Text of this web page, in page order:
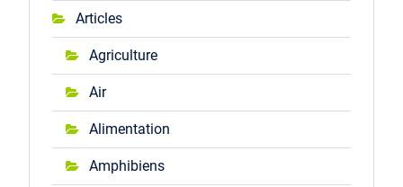
Articles
Agriculture
Air
Alimentation
Amphibiens